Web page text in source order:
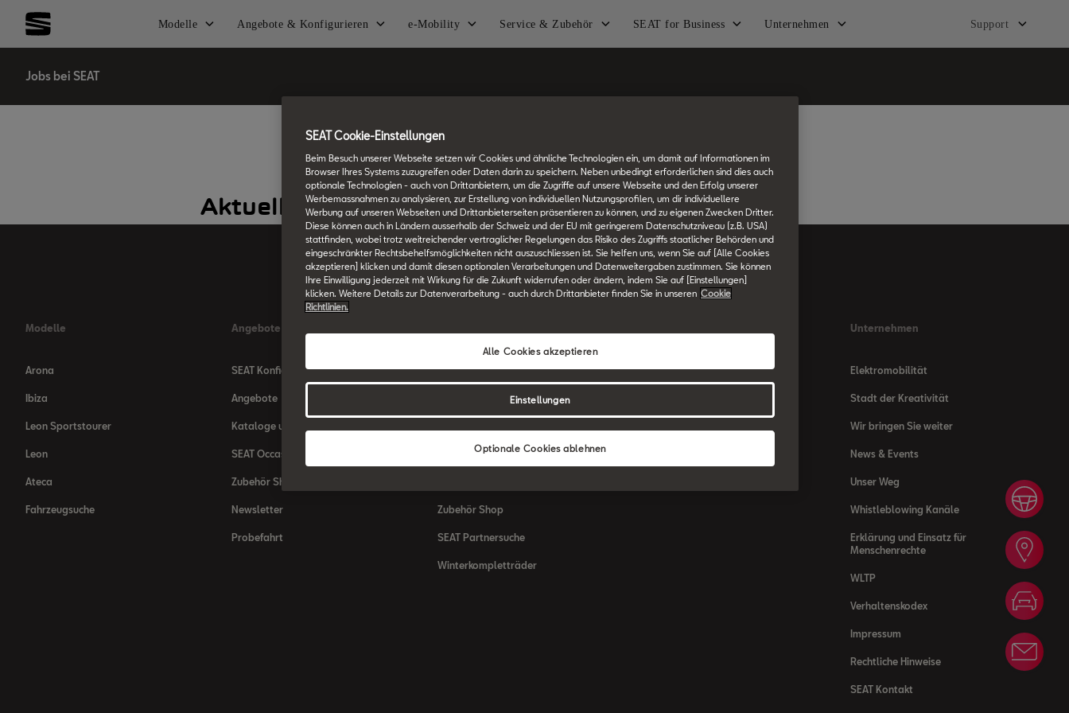
Modelle Angebote & Konfigurieren e-Mobility Service & Zubehör SEAT for Business Unternehmen Support
Jobs bei SEAT
SwitzerlandDeutsch
Modelle
Arona
Ibiza
Leon Sportstourer
Leon
Ateca
Fahrzeugsuche
Angebote & Konfigurieren
SEAT Konfigurator
Angebote
Kataloge und Preislisten
SEAT Occasionen
Zubehör Shop
Newsletter
Probefahrt
Mein SEAT
SEAT Connect
Zubehör Shop
SEAT Partnersuche
Winterkompletträder
SEAT for Business
Unternehmen
Elektromobilität
Stadt der Kreativität
Wir bringen Sie weiter
News & Events
Unser Weg
Whistleblowing Kanäle
Erklärung und Einsatz für
Menschenrechte
WLTP
Verhaltenskodex
Impressum
Rechtliche Hinweise
SEAT Kontakt
SEAT Cookie-Einstellungen
Beim Besuch unserer Webseite setzen wir Cookies und ähnliche Technologien ein, um damit auf Informationen im
Browser Ihres Systems zuzugreifen oder Daten darin zu speichern. Neben unbedingt erforderlichen sind dies auch
optionale Technologien - auch von Drittanbietern, um die Zugriffe auf unsere Webseite und den Erfolg unserer
Werbemassnahmen zu analysieren, zur Erstellung von individuellen Nutzungsprofilen, um dir individuellere
Werbung auf unseren Webseiten und Drittanbieterseiten präsentieren zu können, und zu eigenen Zwecken Dritter.
Diese können auch in Ländern ausserhalb der Schweiz und der EU mit geringerem Datenschutzniveau (z.B. USA)
stattfinden, wobei trotz weitreichender vertraglicher Regelungen das Risiko des Zugriffs staatlicher Behörden und
eingeschränkter Rechtsbehelfsmöglichkeiten nicht auszuschliessen ist. Sie helfen uns, wenn Sie auf [Alle Cookies
akzeptieren] klicken und damit diesen optionalen Verarbeitungen und Datenweitergaben zustimmen. Sie können
Ihre Einwilligung jederzeit mit Wirkung für die Zukunft widerrufen oder ändern, indem Sie auf [Einstellungen]
klicken. Weitere Details zur Datenverarbeitung - auch durch Drittanbieter finden Sie in unseren Cookie
Richtlinien.
Optionale Cookies ablehnen
Alle Cookies akzeptieren
Einstellungen